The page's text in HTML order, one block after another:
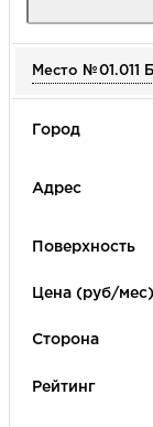
Улица
Место №01.011 Б